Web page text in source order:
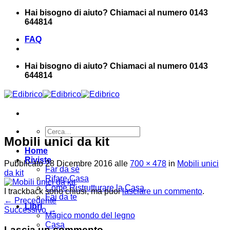
Salta
Hai bisogno di aiuto? Chiamaci al numero 0143
644814
FAQ
Hai bisogno di aiuto? Chiamaci al numero 0143
644814
Cerca:
Home
Riviste
Far da sé
Rifare Casa
Come Ristrutturare la Casa
Fai da te
Libri
Magico mondo del legno
Casa
Mobili unici da kit
Pubblicato28 Dicembre 2016 alle 700 × 478 in Mobili unici
da kit
I trackback sono chiusi, ma puoilasciare un commento.
← Precedente
Successivo →